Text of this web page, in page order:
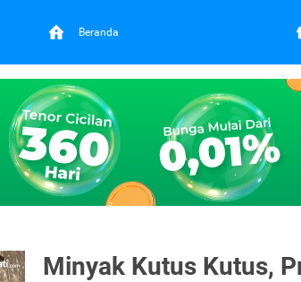
Beranda
Minyak Kutus Kutus,